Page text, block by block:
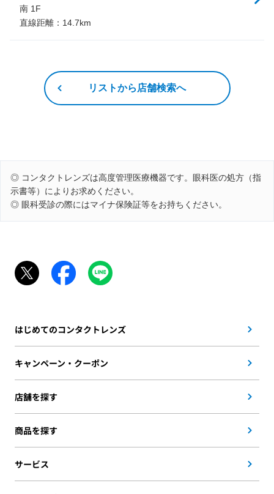
南 1F
直線距離： 14.7km
リストから店舗検索へ
◎ コンタクトレンズは高度管理医療機器です。眼科医の処方（指
示書等）によりお求めください。
◎ 眼科受診の際にはマイナ保険証等をお持ちください。
はじめてのコンタクトレンズ
キャンペーン・クーポン
店舗を探す
商品を探す
サービス